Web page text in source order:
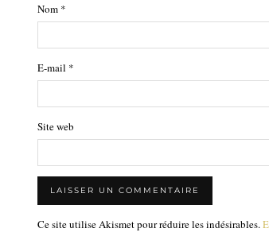
Nom *
E-mail *
Site web
Ce site utilise Akismet pour réduire les indésirables.